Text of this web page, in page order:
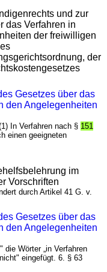
und zur
das Verfahren in
der freiwilligen
der
Gesetzes über das
den Angelegenheiten
In Verfahren nach § 151
einen geeigneten
im
Vorschriften
durch Artikel 41 G. v.
Gesetzes über das
den Angelegenheiten
die Wörter „in Verfahren
eingefügt. 6. § 63